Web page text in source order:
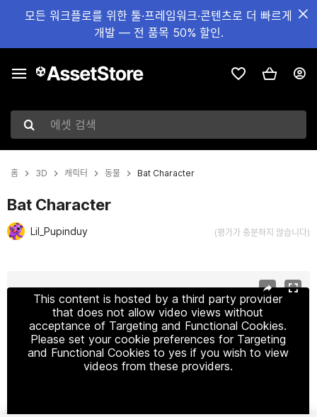
모든 워크플로를 위한 툴·프레임워크·콘텐츠로 더 빠르게
개발 — 전 품목 50% 할인.
에셋 검색
홈 3D 캐릭터 동물 Bat Character
Bat Character
Lil_Pupinduy (평가가 충분하지 않습니다)
This content is hosted by a third party provider
that does not allow video views without
acceptance of Targeting and Functional Cookies.
Please set your cookie preferences for Targeting
and Functional Cookies to yes if you wish to view
videos from these providers.